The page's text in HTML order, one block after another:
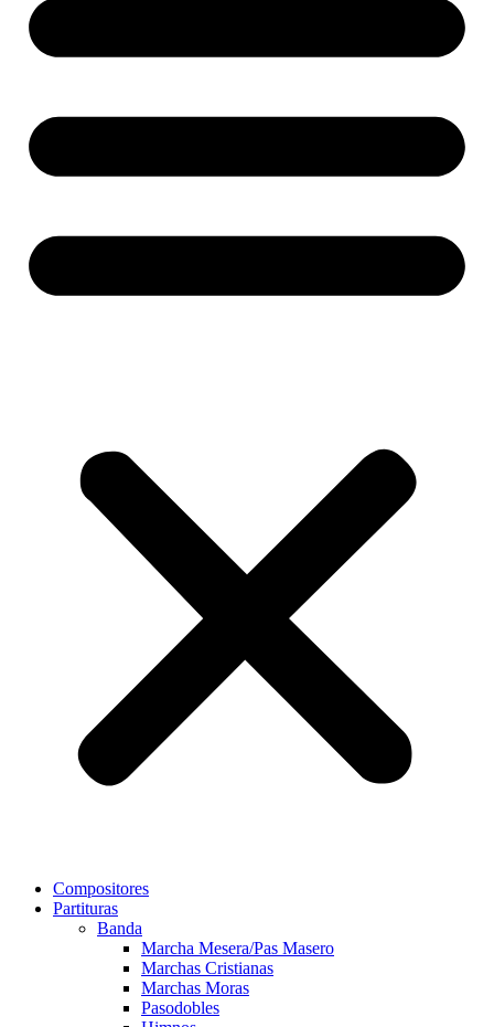
Compositores
Partituras
Banda
Marcha Mesera/Pas Masero
Marchas Cristianas
Marchas Moras
Pasodobles